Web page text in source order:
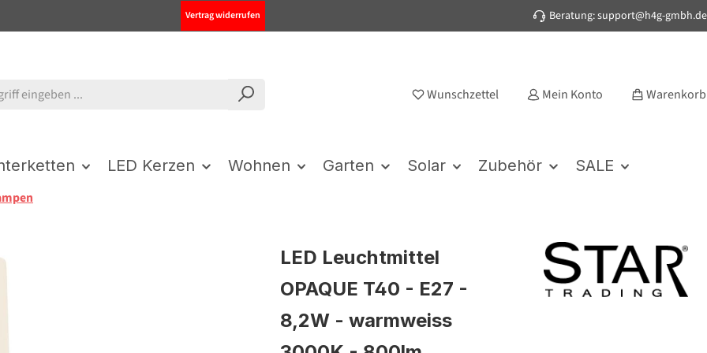
Vertrag widerrufen Beratung: support@h4g-gmbh.de
Wunschzettel Mein Konto Warenkorb
LED Kerzen Wohnen Garten Solar Zubehör SALE
LED Leuchtmittel
OPAQUE T40 - E27 -
8,2W - warmweiss